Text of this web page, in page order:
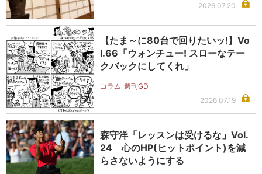
2026.07.20
【たま～に80台で回りたいッ!】Vo
l.66「ウォンチュー! スローなテー
クバックにしてくれ」
コラム 週刊GD
2026.07.19
森守洋「レッスンは受けるな」Vol.
24 心のHP(ヒットポイント)を減
らさないようにする